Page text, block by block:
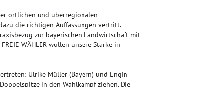
örtlichen und überregionalen
die richtigen Auffassungen vertritt.
zur bayerischen Landwirtschaft mit
WÄHLER wollen unsere Stärke in
Ulrike Müller (Bayern) und Engin
in den Wahlkampf ziehen. Die